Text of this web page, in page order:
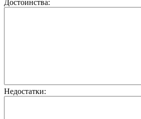
Достоинства:
Недостатки: